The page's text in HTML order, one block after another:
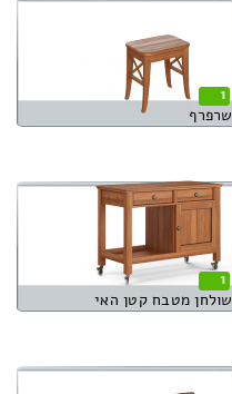
1
שרפרף
1
שולחן מטבח קטן האי